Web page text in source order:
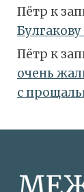
Пётр к
Пётр к
очень
с